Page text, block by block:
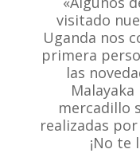
visitado
Uganda nos
primera
las
mercadillo
realizadas
¡No te